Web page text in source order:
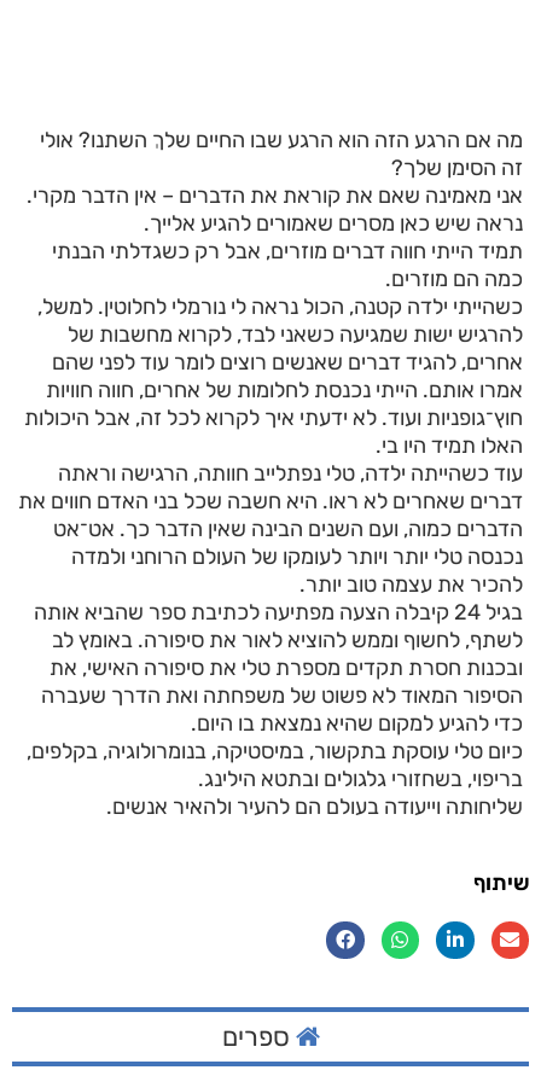
מה אם הרגע הזה הוא הרגע שבו החיים שלךְ השתנו? אולי
זה הסימן שלך?
אני מאמינה שאם את קוראת את הדברים – אין הדבר מקרי.
נראה שיש כאן מסרים שאמורים להגיע אלייך.
תמיד הייתי חווה דברים מוזרים, אבל רק כשגדלתי הבנתי
כמה הם מוזרים.
כשהייתי ילדה קטנה, הכול נראה לי נורמלי לחלוטין. למשל,
להרגיש ישות שמגיעה כשאני לבד, לקרוא מחשבות של
אחרים, להגיד דברים שאנשים רוצים לומר עוד לפני שהם
אמרו אותם. הייתי נכנסת לחלומות של אחרים, חווה חוויות
חוץ־גופניות ועוד. לא ידעתי איך לקרוא לכל זה, אבל היכולות
האלו תמיד היו בי.
עוד כשהייתה ילדה, טלי נפתלייב חוותה, הרגישה וראתה
דברים שאחרים לא ראו. היא חשבה שכל בני האדם חווים את
הדברים כמוה, ועם השנים הבינה שאין הדבר כך. אט־אט
נכנסה טלי יותר ויותר לעומקו של העולם הרוחני ולמדה
להכיר את עצמה טוב יותר.
בגיל 24 קיבלה הצעה מפתיעה לכתיבת ספר שהביא אותה
לשתף, לחשוף וממש להוציא לאור את סיפורה. באומץ לב
ובכנות חסרת תקדים מספרת טלי את סיפורה האישי, את
הסיפור המאוד לא פשוט של משפחתה ואת הדרך שעברה
כדי להגיע למקום שהיא נמצאת בו היום.
כיום טלי עוסקת בתקשור, במיסטיקה, בנומרולוגיה, בקלפים,
בריפוי, בשחזורי גלגולים ובתטא הילינג.
שליחותה וייעודה בעולם הם להעיר ולהאיר אנשים.
שיתוף
ספרים